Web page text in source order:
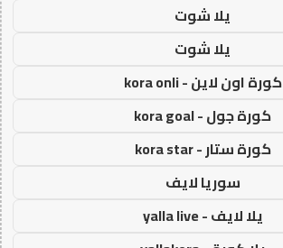
يلا شوت
يلا شوت
كورة اون لاين - kora onli
كورة جول - kora goal
كورة ستار - kora star
سوريا لايف
يلا لايف - yalla live